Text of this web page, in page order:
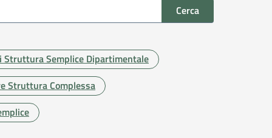
Cerca
Struttura Semplice Dipartimentale
Struttura Complessa